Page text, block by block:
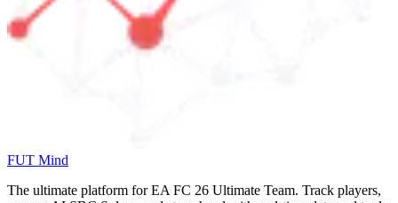
FUT Mind
The ultimate platform for EA FC 26 Ultimate Team. Track players,